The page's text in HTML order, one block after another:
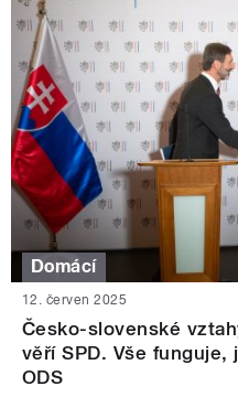
Domácí
12. červen 2025
Česko-slovenské
věří SPD. Vše
ODS